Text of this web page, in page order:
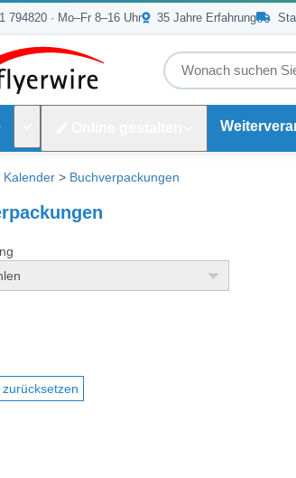
794820 · Mo–Fr 8–16 Uhr 35 Jahre Erfahrung
Kalender > Buchverpackungen